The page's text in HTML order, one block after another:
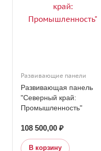
Развивающие панели
Развивающая панель
"Северный край:
Промышленность"
108 500,00 ₽
В корзину